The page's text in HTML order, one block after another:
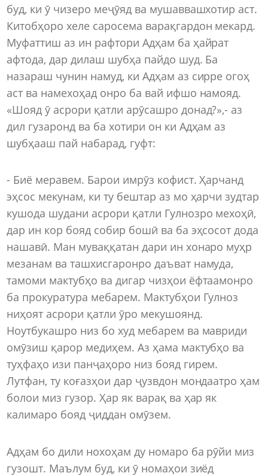
буд, ки ӯ чизеро меҷӯяд ва мушаввашхотир аст.
Китобҳоро хеле саросема варақгардон мекард.
Муфаттиш аз ин рафтори Адҳам ба ҳайрат
афтода, дар дилаш шубҳа пайдо шуд. Ба
назараш чунин намуд, ки Адҳам аз сирре огоҳ
аст ва намехоҳад онро ба вай ифшо намояд.
«Шояд ӯ асрори қатли арӯсашро донад?»,- аз
дил гузаронд ва ба хотири он ки Адҳам аз
шубҳааш пай набарад, гуфт:
- Биё меравем. Барои имрӯз кофист. Ҳарчанд
эҳсос мекунам, ки ту бештар аз мо ҳарчи зудтар
кушода шудани асрори қатли Гулнозро мехоҳӣ,
дар ин кор бояд собир бошӣ ва ба эҳсосот дода
нашавӣ. Ман муваққатан дари ин хонаро муҳр
мезанам ва ташхисгаронро даъват намуда,
тамоми мактубҳо ва дигар чизҳои ёфтаамонро
ба прокуратура мебарем. Мактубҳои Гулноз
ниҳоят асрори қатли ӯро мекушоянд.
Ноутбукашро низ бо худ мебарем ва мавриди
омӯзиш қарор медиҳем. Аз ҳама мактубҳо ва
туҳфаҳо изи панҷаҳоро низ бояд гирем.
Лутфан, ту коғазҳои дар ҷузвдон мондаатро ҳам
болои миз гузор. Ҳар як варақ ва ҳар як
калимаро бояд ҷиддан омӯзем.
Адҳам бо дили нохоҳам ду номаро ба рӯйи миз
гузошт. Маълум буд, ки ӯ номаҳои зиёд